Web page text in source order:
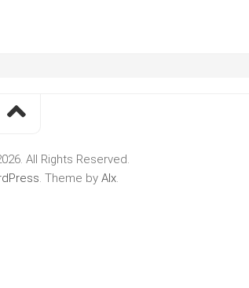
All Rights Reserved.
. Theme by Alx.